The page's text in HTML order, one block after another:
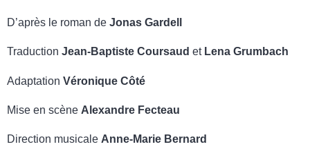
D’après le roman de Jonas Gardell
Traduction Jean-Baptiste Coursaud etLena Grumbach
Adaptation Véronique Côté
Mise en scène Alexandre Fecteau
Direction musicale Anne-Marie Bernard